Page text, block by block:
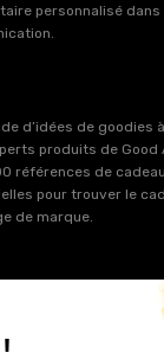
personnalisé
d’idées de goodies
produits de Good
références de
pour trouver le
de marque.
en accord avec
nombre de produits